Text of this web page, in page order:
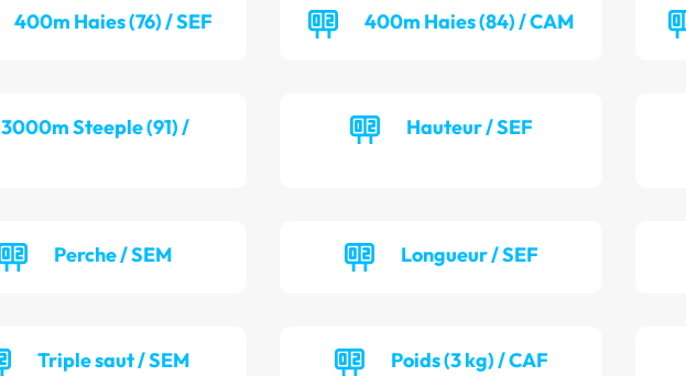
400m Haies (76) / SEF 400m Haies (84) / CAM
3000m Steeple (91) /
Hauteur / SEF
Perche / SEM Longueur / SEF
Triple saut / SEM Poids (3 kg) / CAF